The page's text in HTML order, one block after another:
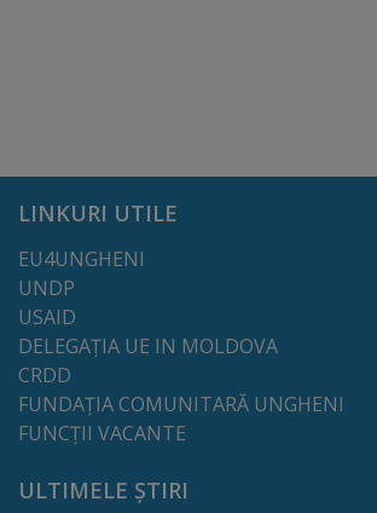
un
spațiu
verde
Educație
preșcolare
Instituții
LINKURI UTILE
EU4UNGHENI
UNDP
USAID
DELEGAȚIA UE IN MOLDOVA
CRDD
FUNDAȚIA COMUNITARĂ UNGHENI
FUNCȚII VACANTE
ULTIMELE ȘTIRI